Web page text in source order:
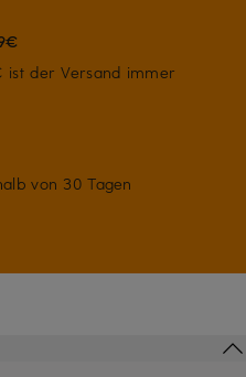
ist der Versand immer
von 30 Tagen